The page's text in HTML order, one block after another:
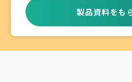
製品資料をも